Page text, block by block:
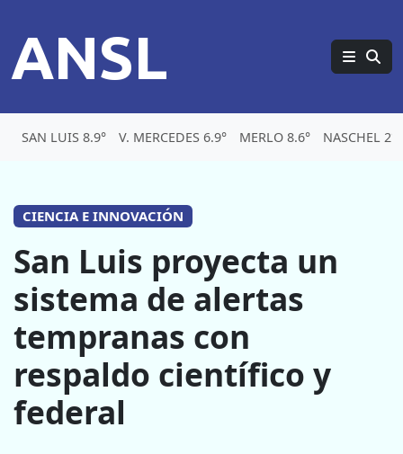
ANSL
SAN LUIS 8.9° V. MERCEDES 6.9° MERLO 8.6° NASCHEL 2°
CIENCIA E INNOVACIÓN
San Luis proyecta un
sistema de alertas
tempranas con
respaldo científico y
federal